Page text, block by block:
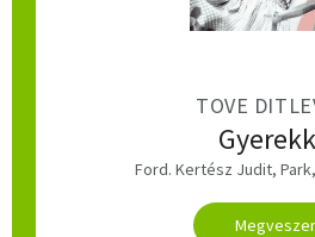
TOVE
Ford. Kertész Judit,